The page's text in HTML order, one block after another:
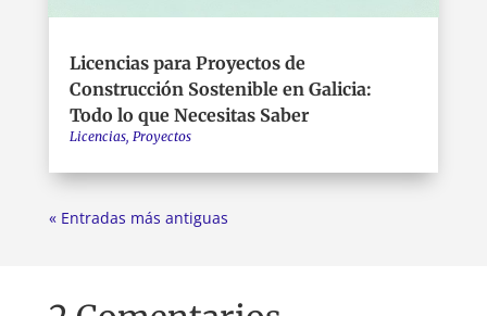
Licencias para Proyectos de
Construcción Sostenible en Galicia:
Todo lo que Necesitas Saber
Licencias, Proyectos
« Entradas más antiguas